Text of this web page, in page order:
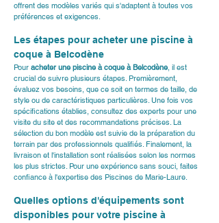
offrent des modèles variés qui s'adaptent à toutes vos
préférences et exigences.
Les étapes pour acheter une piscine à
coque à Belcodène
Pour acheter une piscine à coque à Belcodène, il est
crucial de suivre plusieurs étapes. Premièrement,
évaluez vos besoins, que ce soit en termes de taille, de
style ou de caractéristiques particulières. Une fois vos
spécifications établies, consultez des experts pour une
visite du site et des recommandations précises. La
sélection du bon modèle est suivie de la préparation du
terrain par des professionnels qualifiés. Finalement, la
livraison et l'installation sont réalisées selon les normes
les plus strictes. Pour une expérience sans souci, faites
confiance à l'expertise des Piscines de Marie-Laure.
Quelles options d'équipements sont
disponibles pour votre piscine à